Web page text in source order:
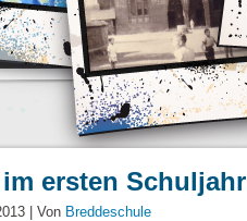
ersten Schuljahr
Von Breddeschule